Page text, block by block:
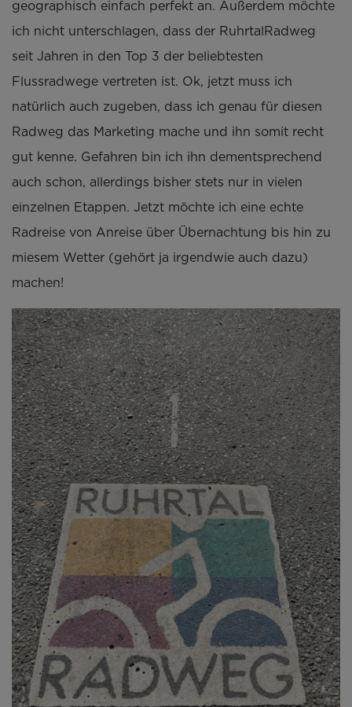
geographisch einfach perfekt an. Außerdem möchte
ich nicht unterschlagen, dass der RuhrtalRadweg
seit Jahren in den Top 3 der beliebtesten
Flussradwege vertreten ist. Ok, jetzt muss ich
natürlich auch zugeben, dass ich genau für diesen
Radweg das Marketing mache und ihn somit recht
gut kenne. Gefahren bin ich ihn dementsprechend
auch schon, allerdings bisher stets nur in vielen
einzelnen Etappen. Jetzt möchte ich eine echte
Radreise von Anreise über Übernachtung bis hin zu
miesem Wetter (gehört ja irgendwie auch dazu)
machen!